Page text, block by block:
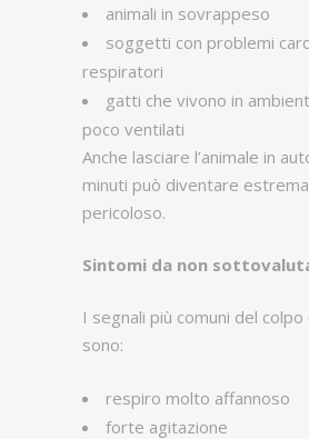
animali in sovrappeso
soggetti con problemi
respiratori
gatti che vivono in
poco ventilati
Anche lasciare l’animale in
minuti può diventare
pericoloso.
Sintomi da non
I segnali più comuni del colpo
sono:
respiro molto affannoso
forte agitazione